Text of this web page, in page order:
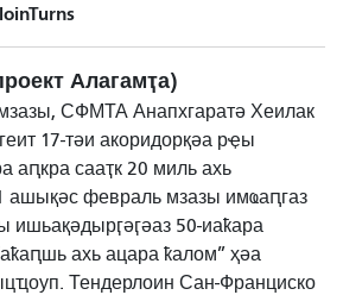
Алагамҭа)
СФМТА Анапхгаратә Хеилак
17-тәи акоридорқәа рҿы
аԥкра сааҭк 20 миль ахь
ашықәс февраль мзазы имҩаԥгаз
ишьақәдырӷәӷәаз 50-иаҟара
ахь ацара ҟалом” ҳәа
Тендерлоин Сан-Франциско